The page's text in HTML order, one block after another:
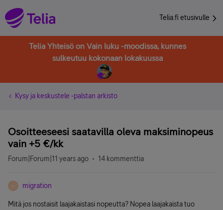
Telia.fi etusivulle
Telia Yhteisö on Vain luku -moodissa, kunnes
sulkeutuu kokonaan lokakuussa
Kysy ja keskustele -palstan arkisto
Osoitteeseesi saatavilla oleva maksiminopeus
vain +5 €/kk
Forum|Forum|11 years ago 14 kommenttia
M migration
Mitä jos nostaisit laajakaistasi nopeutta? Nopea laajakaista tuo